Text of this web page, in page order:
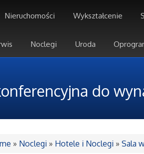
Nieruchomości Wykształcenie
Noclegi Uroda
do
» Noclegi » Hotele i Noclegi » Sala